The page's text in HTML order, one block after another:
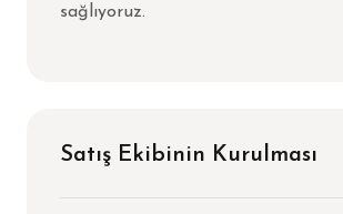
sağlıyoruz.
Satış Ekibinin Kurulması